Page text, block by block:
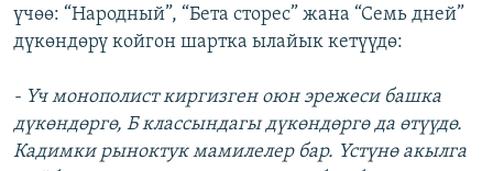
үчөө: “Народный”, “Бета сторес” жана “Семь дней”
дүкөндөрү койгон шартка ылайык кетүүдө:
- Үч монополист киргизген оюн эрежеси башка
дүкөндөргө, Б классындагы дүкөндөргө да өтүүдө.
Кадимки рыноктук мамилелер бар. Үстүнө акылга